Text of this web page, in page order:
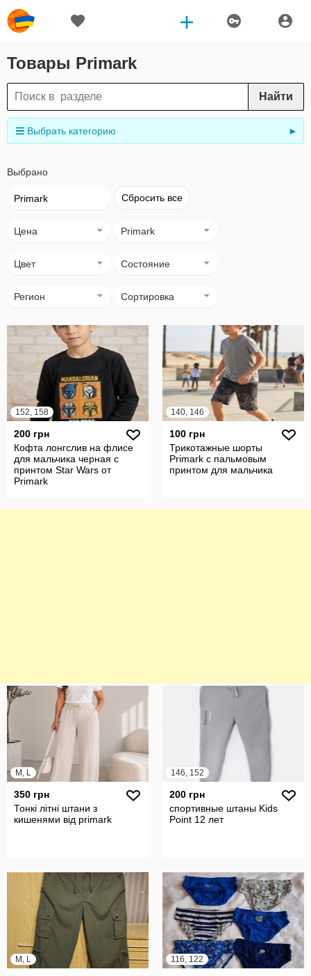
Товары Primark
Найти
Выбрать категорию ►
Выбрано
Primark Сбросить все
Цена Primark
Цвет Состояние
Регион Сортировка
152, 158
200 грн
Кофта лонгслив на флисе
для мальчика черная с
принтом Star Wars от
Primark
140, 146
100 грн
Трикотажные шорты
Primark с пальмовым
принтом для мальчика
M, L
350 грн
Тонкі літні штани з
кишенями від primark
146, 152
200 грн
спортивные штаны Kids
Point 12 лет
M, L 116, 122